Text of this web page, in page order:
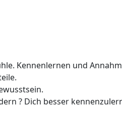
Kennenlernen und
? Dich besser